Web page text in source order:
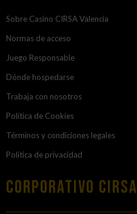
Sobre Casino CIRSA Valencia
Normas de acceso
Juego Responsable
Dónde hospedarse
Trabaja con nosotros
Política de Cookies
Términos y condiciones legales
Política de privacidad
Corporativo Cirsa